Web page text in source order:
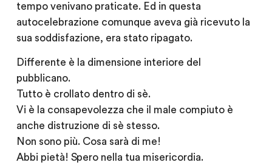
tempo venivano praticate. Ed in questa
autocelebrazione comunque aveva già ricevuto la
sua soddisfazione, era stato ripagato.
Differente è la dimensione interiore del
pubblicano.
Tutto è crollato dentro di sè.
Vi è la consapevolezza che il male compiuto è
anche distruzione di sè stesso.
Non sono più. Cosa sarà di me!
Abbi pietà! Spero nella tua misericordia.